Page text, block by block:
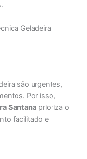
Geladeira
são urgentes,
Por isso,
Santana prioriza o
facilitado e